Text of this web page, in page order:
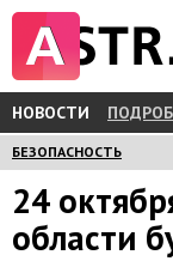
НОВОСТИ
БЕЗОПАСНОСТЬ
24
области